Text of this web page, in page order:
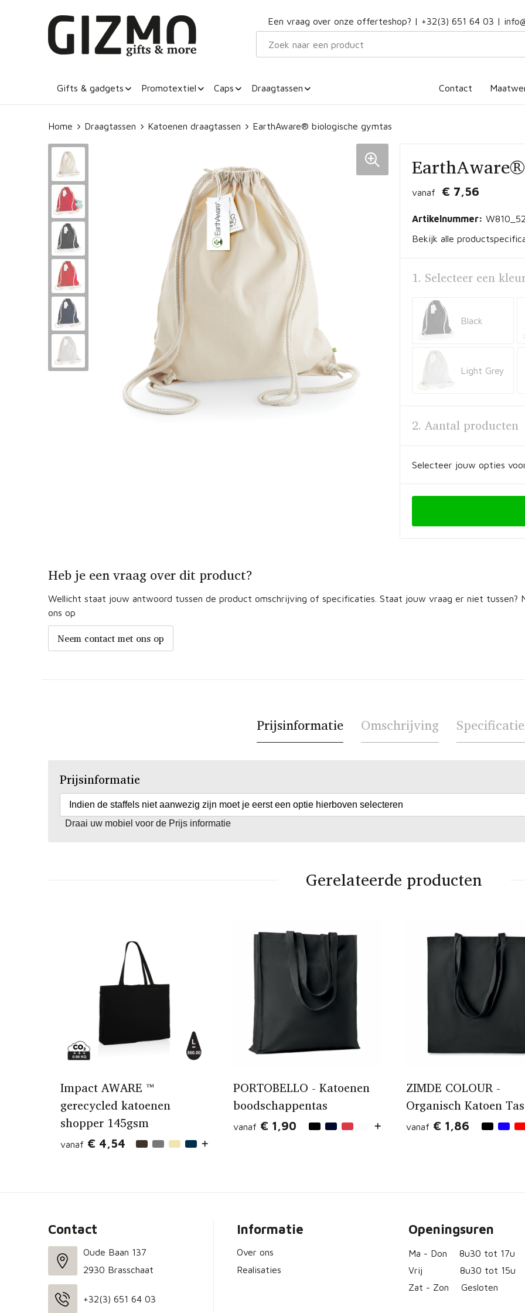
Een vraag over onze offerteshop? | +32(3) 651 64 03 |
Gifts & gadgets Promotextiel Caps Draagtassen Contact
Home Draagtassen Katoenen draagtassen EarthAware® biologische gymtas
vanaf € 7,56
Artikelnummer:
Bekijk alle
1. Selecteer een
Black
Light Grey
2. Aantal producten
Selecteer jouw opties
Heb je een vraag over dit product?
Wellicht staat jouw antwoord tussen de product omschrijving of specificaties. Staat jouw vraag er niet tussen?
ons op
Neem contact met ons op
Prijsinformatie Omschrijving
Prijsinformatie
Indien de staffels niet aanwezig zijn moet je eerst een optie hierboven selecteren
Draai uw mobiel voor de Prijs informatie
Gerelateerde producten
Impact AWARE ™
gerecycled katoenen
shopper 145gsm
vanaf € 4,54
PORTOBELLO - Katoenen
boodschappentas
vanaf € 1,90
ZIMDE COLOUR -
Organisch Katoen Tas
vanaf € 1,86
Contact
Oude Baan 137
2930 Brasschaat
+32(3) 651 64 03
Informatie
Over ons
Realisaties
Openingsuren
Ma - Don
8u30 tot 17u
Vrij
8u30 tot 15u
Zat - Zon
Gesloten